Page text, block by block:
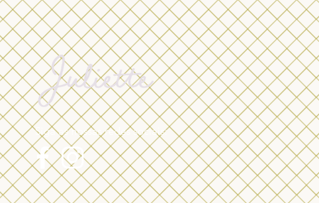
Siga as nossas redes sociais: